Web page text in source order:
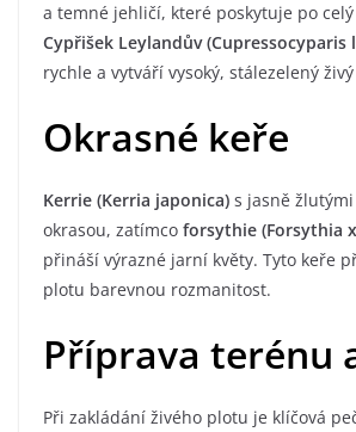
a temné jehličí, které poskytuje po
Cypřišek Leylandův (Cupressocyparis
rychle a vytváří vysoký, stálezelený
Okrasné keře
Kerrie (Kerria japonica) s jasně
okrasou, zatímco forsythie (Forsythia
přináší výrazné jarní květy. Tyto keře
plotu barevnou rozmanitost.
Příprava terénu
Při zakládání živého plotu je klíčová